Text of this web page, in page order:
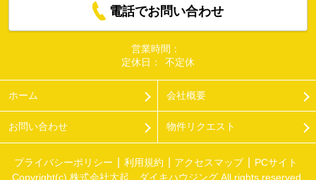
電話でお問い合わせ
営業時間：
定休日：
不定休
ホーム 会社概要
お問い合わせ 物件リクエスト
プライバシーポリシー 利用規約 アクセスマップ
PCサイト
Copyright(c) 株式会社大起 ダイキハウジング All rights reserved.